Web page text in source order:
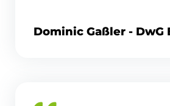
Dominic Gaßler - DwG